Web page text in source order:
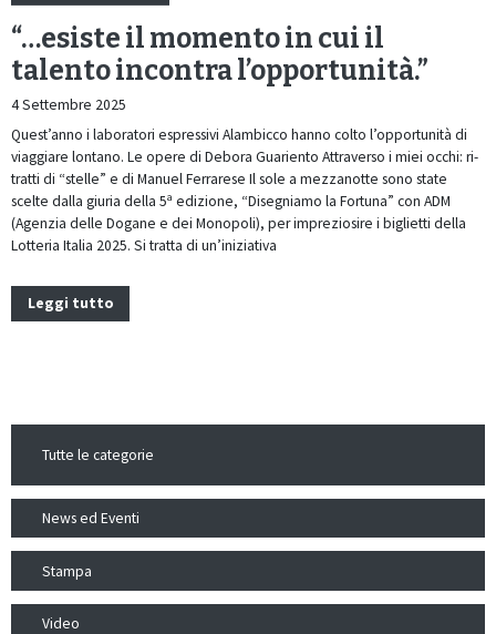
“…esiste il momento in cui il
talento incontra l’opportunità.”
4 Settembre 2025
Quest’anno i laboratori espressivi Alambicco hanno colto l’opportunità di
viaggiare lontano. Le opere di Debora Guariento Attraverso i miei occhi: ri-
tratti di “stelle” e di Manuel Ferrarese Il sole a mezzanotte sono state
scelte dalla giuria della 5ª edizione, “Disegniamo la Fortuna” con ADM
(Agenzia delle Dogane e dei Monopoli), per impreziosire i biglietti della
Lotteria Italia 2025. Si tratta di un’iniziativa
Leggi tutto
Tutte le categorie
News ed Eventi
Stampa
Video